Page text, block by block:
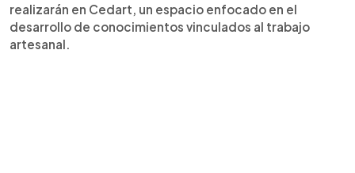
realizarán en Cedart, un espacio enfocado en el
desarrollo de conocimientos vinculados al trabajo
artesanal.